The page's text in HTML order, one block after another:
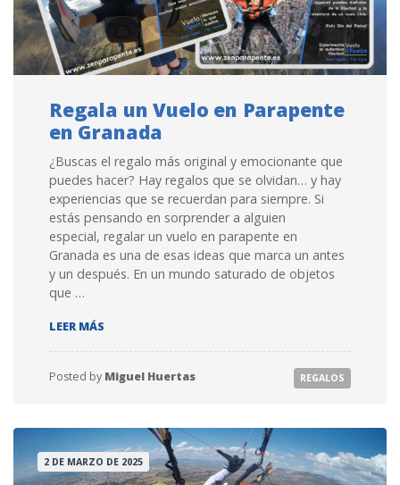
Regala un Vuelo en Parapente
en Granada
¿Buscas el regalo más original y emocionante que
puedes hacer? Hay regalos que se olvidan… y hay
experiencias que se recuerdan para siempre. Si
estás pensando en sorprender a alguien
especial, regalar un vuelo en parapente en
Granada es una de esas ideas que marca un antes
y un después. En un mundo saturado de objetos
que …
LEER MÁS
Posted by Miguel Huertas REGALOS
2 DE MARZO DE 2025